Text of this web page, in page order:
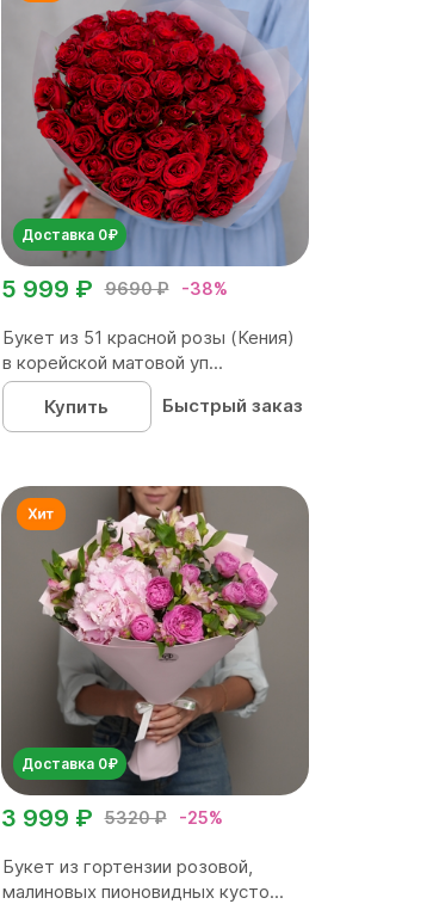
Доставка 0₽
9690 ₽ -38%
5 999 ₽
Букет из 51 красной розы (Кения)
в корейской матовой уп...
Купить
Быстрый заказ
Доставка 0₽
5320 ₽ -25%
3 999 ₽
Букет из гортензии розовой,
малиновых пионовидных кусто...